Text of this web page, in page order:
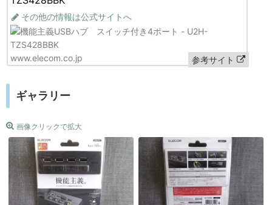
その他の情報は公式サイトへ
www.elecom.co.jp 参考サイト
ギャラリー
画像クリックで拡大